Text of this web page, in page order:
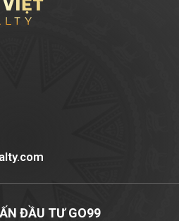
từ12
tiền điện, phỉ gửi xe,
được tính theo quy
minh bạch và cạnh
khi chọn
ĐẦU TƯ GO99